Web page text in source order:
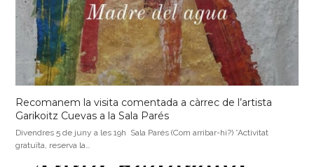
Recomanem la visita comentada a càrrec de l’artista
Garikoitz Cuevas a la Sala Parés
Divendres 5 de juny a les 19h Sala Parés (Com arribar-hi?) *Activitat
gratuïta, reserva la…